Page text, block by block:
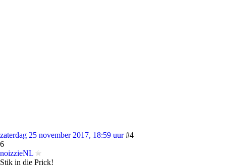
zaterdag 25 november 2017, 18:59 uur #4
6
noizzieNL
Stik in die Prick!